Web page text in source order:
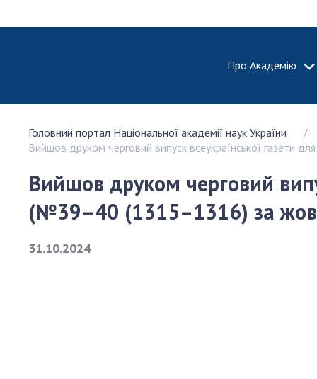
Про Академію
Про
Історія
100-
імені
Головний портал Національної академії наук України
Вийшов друком черговий випуск всеукраїнської газети
Вийшов друком черговий
(№39–40 (1315–1316) за
31.10.2024